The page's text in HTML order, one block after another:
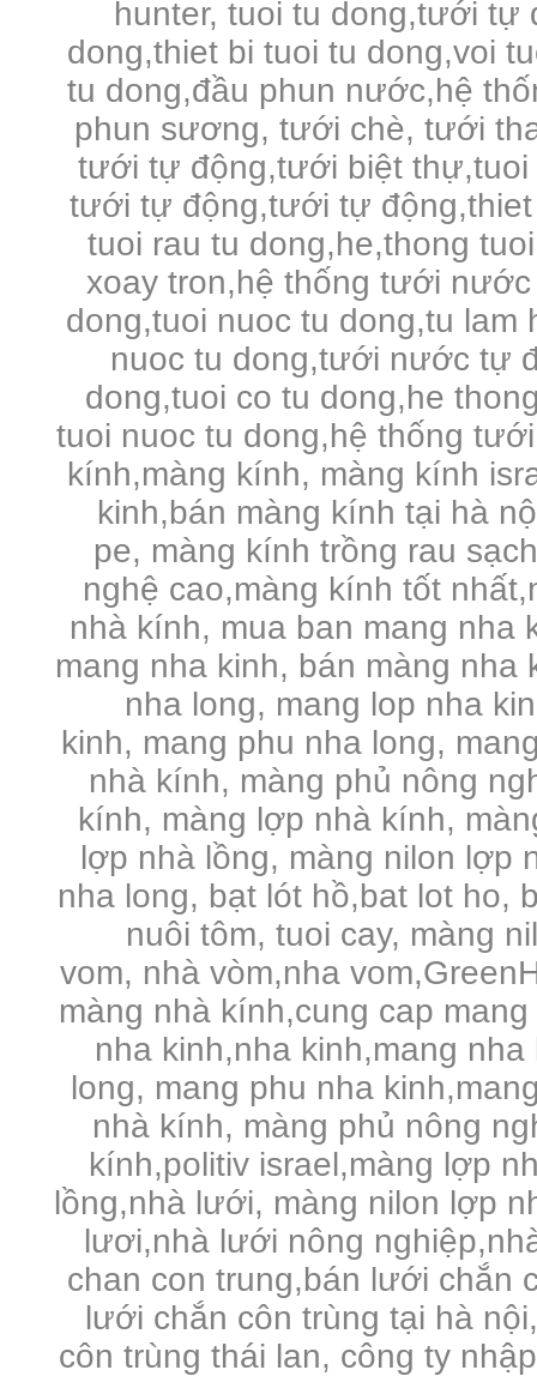
hunter, tuoi tu dong,tưới tự
dong,thiet bi tuoi tu dong,voi
tu dong,đầu phun nước,hệ
phun sương, tưới chè, tưới
tưới tự động,tưới biệt thự,tuoi
tưới tự động,tưới tự
tuoi rau tu dong,he,thong
xoay tron,hệ thống tưới
dong,tuoi nuoc tu dong,tu lam
nuoc tu dong,tưới nước tự
dong,tuoi co tu dong,he
tuoi nuoc tu dong,hệ thống
kính,màng kính, màng kính
kinh,bán màng kính tại hà
pe, màng kính trồng rau
nghệ cao,màng kính tốt
nhà kính, mua ban mang nha
mang nha kinh, bán màng nha
nha long, mang lop nha
kinh, mang phu nha long,
nhà kính, màng phủ nông
kính, màng lợp nhà kính,
lợp nhà lồng, màng nilon lợp
nha long, bạt lót hồ,bat lot ho,
nuôi tôm, tuoi cay, màng
vom, nhà vòm,nha
màng nhà kính,cung cap
nha kinh,nha kinh,mang
long, mang phu nha
nhà kính, màng phủ nông
kính,politiv israel,màng lợp
lồng,nhà lưới, màng nilon lợp
lươi,nhà lưới nông
chan con trung,bán lưới chắn
lưới chắn côn trùng tại hà
côn trùng thái lan, công ty